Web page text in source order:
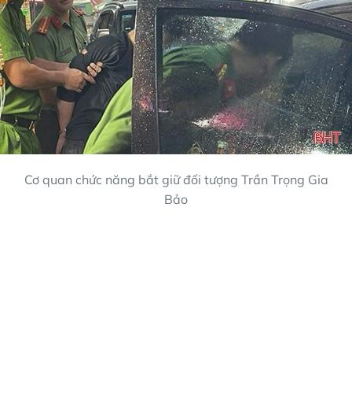
Cơ quan chức năng bắt giữ đối tượng Trần Trọng Gia
Bảo